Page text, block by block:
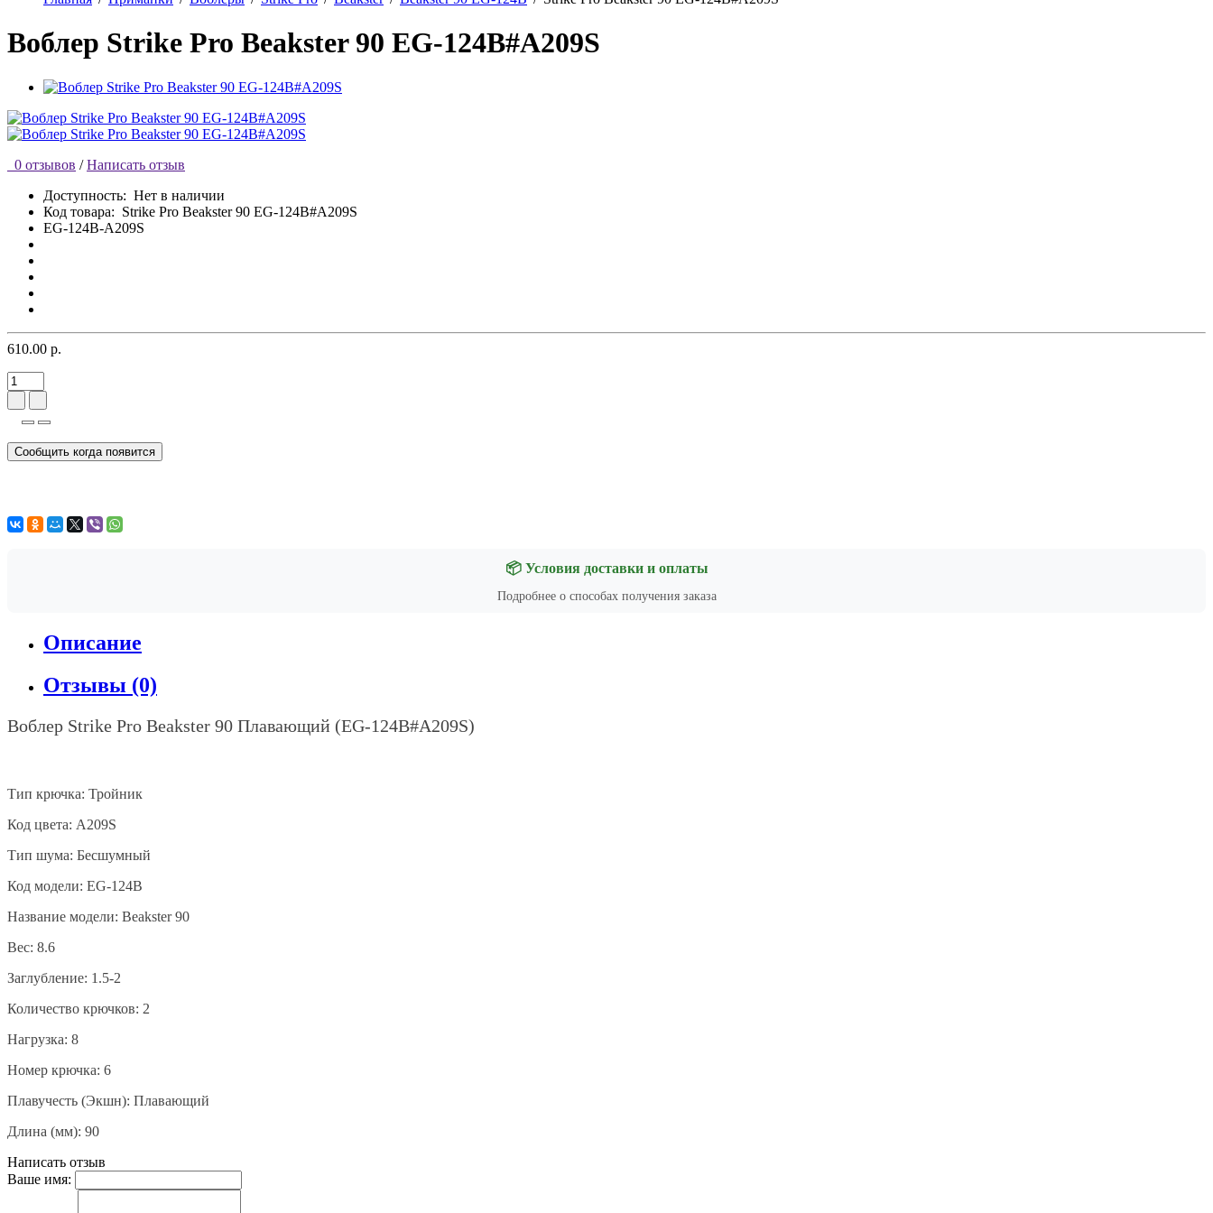
Воблер Strike Pro Beakster 90 EG-124B#A209S
0 отзывов / Написать отзыв
Доступность: Нет в наличии
Код товара: Strike Pro Beakster 90 EG-124B#A209S
EG-124B-A209S
610.00 р.
Сообщить когда появится
📦 Условия доставки и оплаты
Подробнее о способах получения заказа
Описание
Отзывы (0)
Воблер Strike Pro Beakster 90 Плавающий (EG-124B#A209S)
Тип крючка: Тройник
Код цвета: A209S
Тип шума: Бесшумный
Код модели: EG-124B
Название модели: Beakster 90
Вес: 8.6
Заглубление: 1.5-2
Количество крючков: 2
Нагрузка: 8
Номер крючка: 6
Плавучесть (Экшн): Плавающий
Длина (мм): 90
Написать отзыв
Ваше имя: